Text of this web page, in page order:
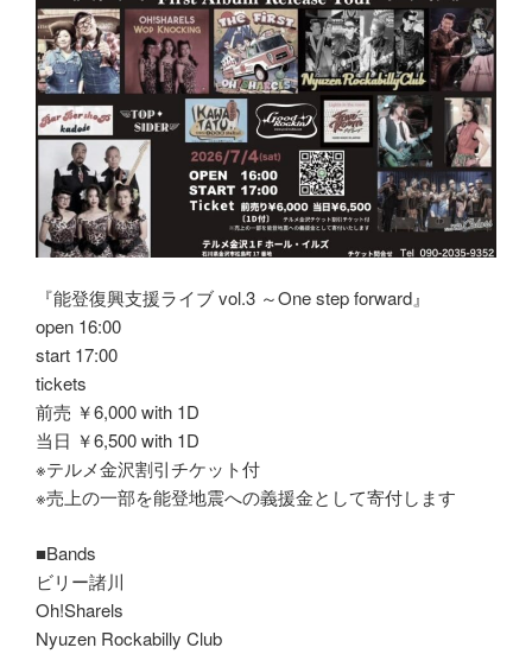
『能登復興支援ライブ vol.3 ～One step forward』
open 16:00
start 17:00
tickets
前売 ￥6,000 with 1D
当日 ￥6,500 with 1D
※テルメ金沢割引チケット付
※売上の一部を能登地震への義援金として寄付します
■Bands
ビリー諸川
Oh!Sharels
Nyuzen Rockabilly Club